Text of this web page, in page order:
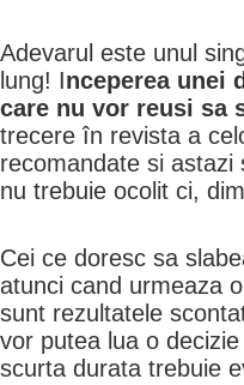
Adevarul este unul
lung! Inceperea unei
care nu vor reusi sa
trecere în revista a
recomandate si
nu trebuie ocolit ci,
Cei ce doresc sa
atunci cand urmeaza
sunt rezultatele
vor putea lua o
scurta durata trebuie